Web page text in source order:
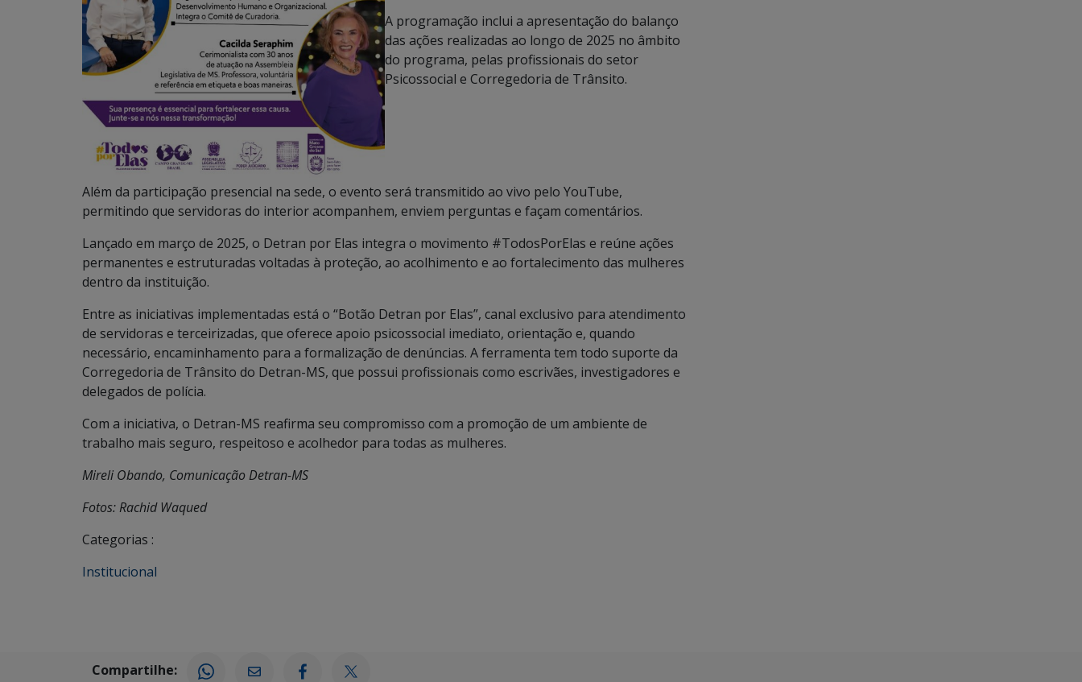
A programação inclui a apresentação do balanço
das ações realizadas ao longo de 2025 no âmbito
do programa, pelas profissionais do setor
Psicossocial e Corregedoria de Trânsito.
Além da participação presencial na sede, o evento será transmitido ao vivo pelo YouTube,
permitindo que servidoras do interior acompanhem, enviem perguntas e façam comentários.
Lançado em março de 2025, o Detran por Elas integra o movimento #TodosPorElas e reúne ações
permanentes e estruturadas voltadas à proteção, ao acolhimento e ao fortalecimento das mulheres
dentro da instituição.
Entre as iniciativas implementadas está o “Botão Detran por Elas”, canal exclusivo para atendimento
de servidoras e terceirizadas, que oferece apoio psicossocial imediato, orientação e, quando
necessário, encaminhamento para a formalização de denúncias. A ferramenta tem todo suporte da
Corregedoria de Trânsito do Detran-MS, que possui profissionais como escrivães, investigadores e
delegados de polícia.
Com a iniciativa, o Detran-MS reafirma seu compromisso com a promoção de um ambiente de
trabalho mais seguro, respeitoso e acolhedor para todas as mulheres.
Mireli Obando, Comunicação Detran-MS
Fotos: Rachid Waqued
Categorias :
Institucional
Compartilhe: